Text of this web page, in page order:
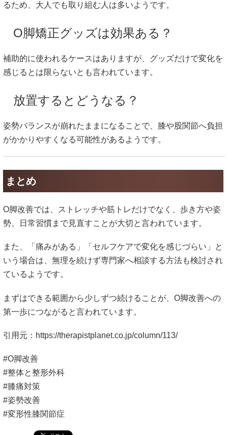
るため、大人でも取り組む人は多いようです。
O脚矯正グッズは効果ある？
補助的に使われるケースはありますが、グッズだけで変化を
感じるとは限らないとも言われています。
放置するとどうなる？
姿勢バランスが崩れたままになることで、膝や股関節へ負担
がかかりやすくなる可能性があるようです。
まとめ
O脚改善では、ストレッチや筋トレだけでなく、歩き方や姿
勢、日常習慣まで見直すことが大切と言われています。
また、「痛みがある」「セルフケアで変化を感じづらい」と
いう場合は、無理を続けず専門家へ相談する方法も検討され
ているようです。
まずはできる範囲から少しずつ続けることが、O脚改善への
第一歩につながると言われています。
引用元： https://therapistplanet.co.jp/column/113/
#O脚改善
#整体と整形外科
#膝痛対策
#姿勢改善
#変形性膝関節症